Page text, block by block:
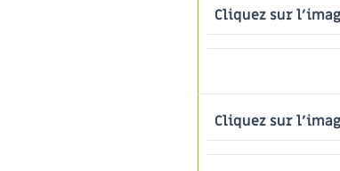
Cliquez sur
Cliquez sur